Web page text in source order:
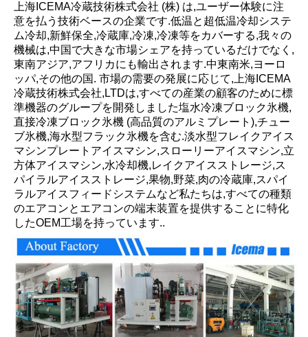
上海ICEMA冷蔵技術株式会社 (株) は,ユーザー体験に注
意を払う技術ベースの企業です.低温と超低温冷却システ
ム冷却,新鮮保全,冷蔵庫,冷凍,冷凍等をカバーする,我々の
機械は,中国で大きな市場シェアを持っているだけでなく,
東南アジア,アフリカにも輸出されます.中東南米,ヨーロ
ッパ,その他の国. 市場の需要の発展に応じて,上海ICEMA
冷蔵技術株式会社,LTDは,すべての産業の顧客のために標
準機器のグループを開発しました塩水冷凍ブロック氷機,
直接冷凍ブロック氷機 (高品質のアルミプレート),チュー
ブ氷機,海水型フラック氷機を含む.淡水型フレイクアイス
マシンプレートアイスマシン,スローリーアイスマシン,立
方体アイスマシン,水冷却機,レイクアイスストレージ,ス
パイラルアイスストレージ,果物,野菜,肉の冷蔵庫,スパイ
ラルアイスフィードシステムなど私たちは,すべての種類
のエアコンとエアコンの端末装置を提供することに特化
したOEM工場を持っています..